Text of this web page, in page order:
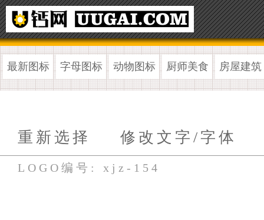
最新图标 字母图标 动物图标 厨师美食 房屋建筑
重新选择 修改文字/字体
LOGO编号: xjz-154